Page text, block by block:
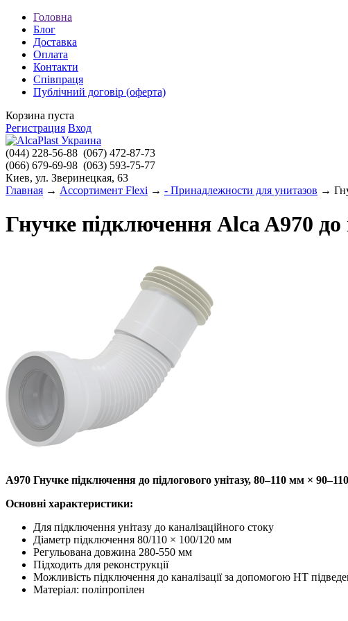
Головна
Блог
Доставка
Оплата
Контакти
Співпраця
Публічний договір (оферта)
Корзина пуста
Регистрация Вход
(044) 228-56-88 (067) 472-87-73
(066) 679-69-98 (063) 593-75-77
Киев, ул. Зверинецкая, 63
Главная → Ассортимент Flexi → - Принадлежности для унитазов →
Гнучке підключення Alca A970 до
A970 Гнучке підключення до підлогового унітазу, 80–110 мм ×
Основні характеристики:
Для підключення унітазу до каналізаційного стоку
Діаметр підключення 80/110 × 100/120 мм
Регульована довжина 280-550 мм
Підходить для реконструкції
Можливість підключення до каналізації за допомогою HT
Матеріал: поліпропілен